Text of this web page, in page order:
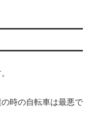
時の自転車は最悪で